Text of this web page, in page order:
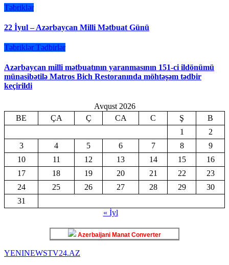
Təbriklər
22 İyul – Azərbaycan Milli Mətbuat Günü
Təbriklər Tədbirlər
Azərbaycan milli mətbuatının yaranmasının 151-ci ildönümü
münasibətilə Matros Bich Restoranında möhtəşəm tədbir
keçirildi
Avqust 2026
BE
ÇA Ç CA C Ş
B
1
2
3
4 5 6 7 8
9
10
11 12 13 14 15
16
17
18 19 20 21 22
23
24
25 26 27 28 29
30
31
« İyl
Azerbaijani Manat Converter
YENINEWSTV24.AZ